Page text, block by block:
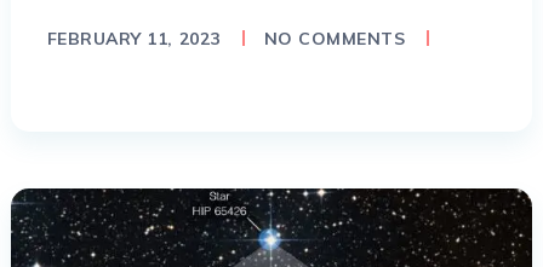
FEBRUARY 11, 2023 NO COMMENTS